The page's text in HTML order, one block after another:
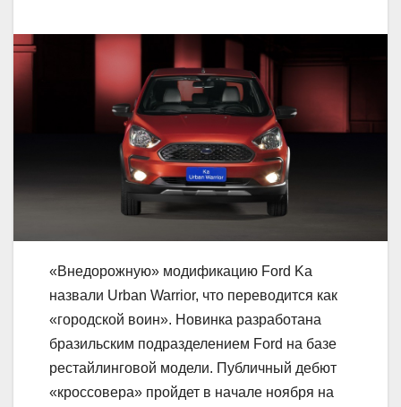
«Внедорожную» модификацию Ford Ka
назвали Urban Warrior, что переводится как
«городской воин». Новинка разработана
бразильским подразделением Ford на базе
рестайлинговой модели. Публичный дебют
«кроссовера» пройдет в начале ноября на